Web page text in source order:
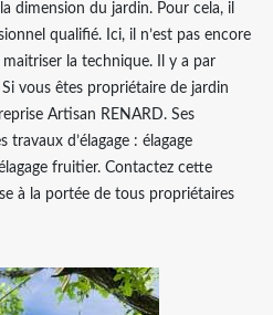
dimension du jardin. Pour cela, il
qualifié. Ici, il n’est pas encore
la technique. Il y a par
Si vous êtes propriétaire de jardin
Artisan RENARD. Ses
d’élagage : élagage
fruitier. Contactez cette
à la portée de tous propriétaires